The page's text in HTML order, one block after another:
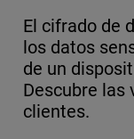
El cifrado de
los datos
de un
Descubre las
clientes.